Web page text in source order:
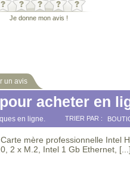
Je donne mon avis !
un avis
acheter en
en ligne. TRIER PAR :
mère professionnelle Intel
2 x M.2, Intel 1 Gb Ethernet,